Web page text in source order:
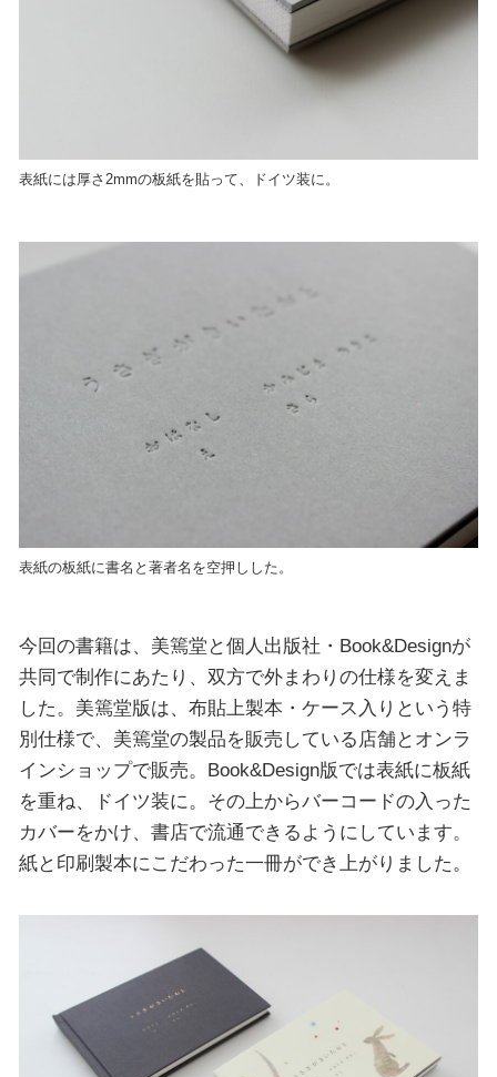
表紙には厚さ2mmの板紙を貼って、ドイツ装に。
表紙の板紙に書名と著者名を空押しした。
今回の書籍は、美篶堂と個人出版社・Book&Designが
共同で制作にあたり、双方で外まわりの仕様を変えま
した。美篶堂版は、布貼上製本・ケース入りという特
別仕様で、美篶堂の製品を販売している店舗とオンラ
インショップで販売。Book&Design版では表紙に板紙
を重ね、ドイツ装に。その上からバーコードの入った
カバーをかけ、書店で流通できるようにしています。
紙と印刷製本にこだわった一冊ができ上がりました。